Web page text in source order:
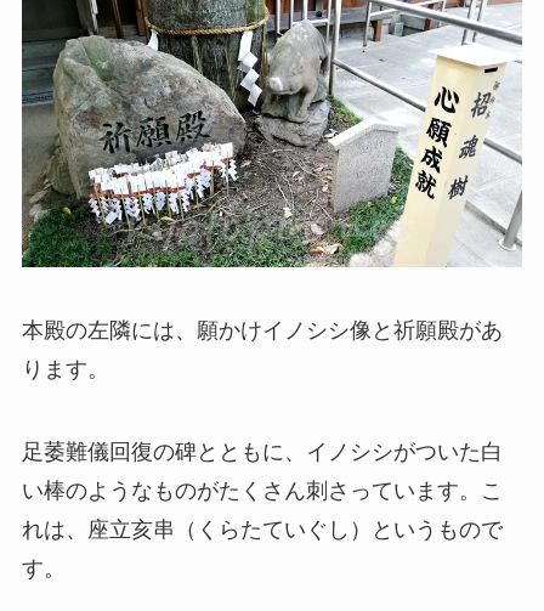
本殿の左隣には、願かけイノシシ像と祈願殿があ
ります。
足萎難儀回復の碑とともに、イノシシがついた白
い棒のようなものがたくさん刺さっています。こ
れは、座立亥串（くらたていぐし）というもので
す。